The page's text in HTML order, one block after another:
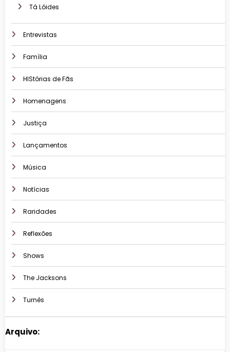
Tá Lóides
Entrevistas
Família
HIStórias de Fãs
Homenagens
Justiça
Lançamentos
Música
Notícias
Raridades
Reflexões
Shows
The Jacksons
Turnês
Arquivo: